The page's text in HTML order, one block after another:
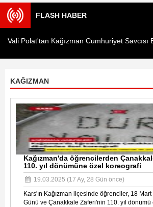
FLASH HABER
KAĞIZMAN
Kağızman'da öğrencilerden
110. yıl dönümüne özel koreografi
19.03.2025 (17 Ay, 28 Gün önce)
Kars'ın Kağızman ilçesinde öğrenciler, 18
Günü ve Çanakkale Zaferi'nin 110. yıl dönümü